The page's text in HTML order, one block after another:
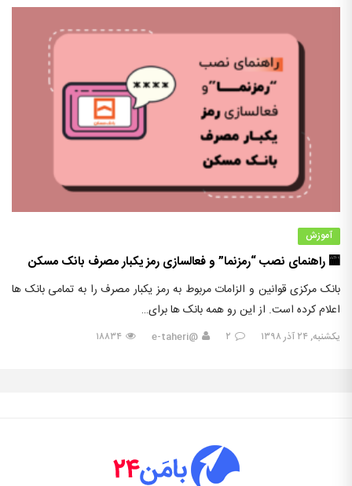
آموزش
🏧 راهنمای نصب “رمزنما” و فعالسازی رمز یکبار مصرف بانک مسکن
بانک مرکزی قوانین و الزامات مربوط به رمز یکبار مصرف را به تمامی بانک ها
اعلام کرده است. از این رو همه بانک ها برای…
یکشنبه, ۲۴ آذر ۱۳۹۸ ۲ @e-taheri ۱۸۸۳۴